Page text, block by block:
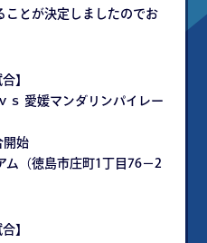
ことが決定しましたのでお
】
ｓ 愛媛マンダリンパイレー
開始
ム（徳島市庄町1丁目76−2
】